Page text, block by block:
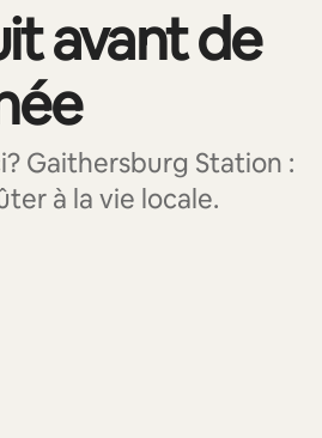
avant de
Gaithersburg Station :
à la vie locale.